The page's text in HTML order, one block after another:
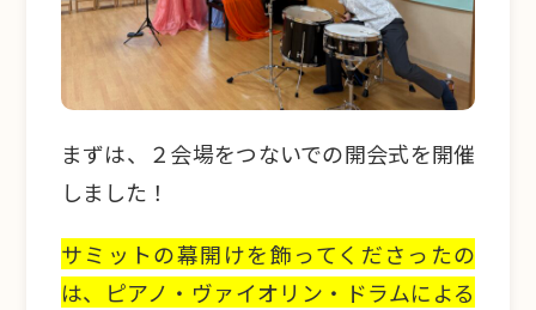
まずは、２会場をつないでの開会式を開催
しました！
サミットの幕開けを飾ってくださったの
は、ピアノ・ヴァイオリン・ドラムによる